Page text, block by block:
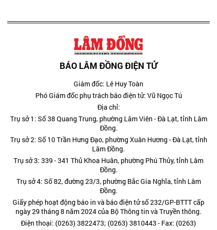
BÁO LÂM ĐỒNG ĐIỆN TỬ
Giám đốc: Lê Huy Toàn
Phó Giám đốc phụ trách báo điện tử: Vũ Ngọc Tú
Địa chỉ:
Trụ sở 1: Số 38 Quang Trung, phường Lâm Viên - Đà Lạt, tỉnh Lâm
Đồng.
Trụ sở 2: Số 10 Trần Hưng Đạo, phường Xuân Hương - Đà Lạt, tỉnh
Lâm Đồng.
Trụ sở 3: 339 - 341 Thủ Khoa Huân, phường Phú Thủy, tỉnh Lâm
Đồng.
Trụ sở 4: Số 82, đường 23/3, phường Bắc Gia Nghĩa, tỉnh Lâm
Đồng.
Giấy phép hoạt động báo in và báo điện tử số 232/GP-BTTT cấp
ngày 29 tháng 8 năm 2024 của Bộ Thông tin và Truyền thông.
Điện thoại: (0263) 3822473; (0263) 3810443 - Fax: (0263)